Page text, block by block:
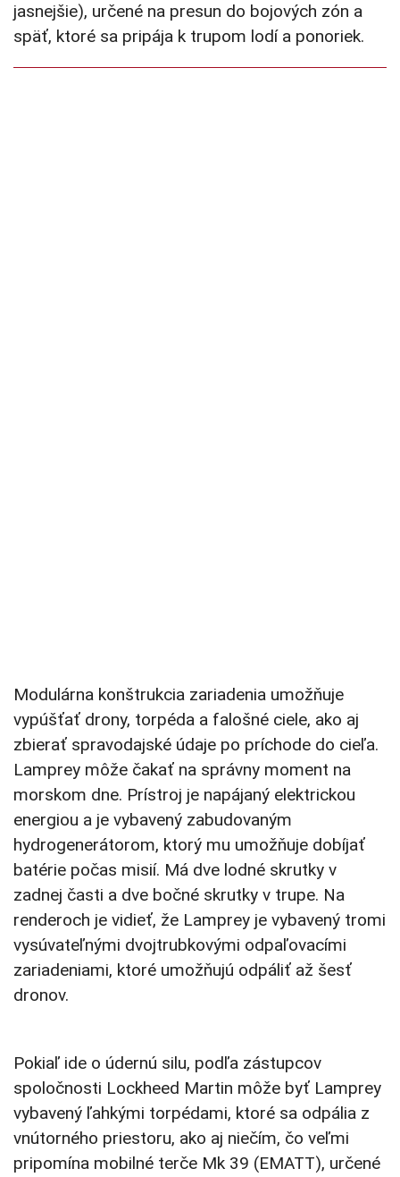
jasnejšie), určené na presun do bojových zón a
späť, ktoré sa pripája k trupom lodí a ponoriek.
Modulárna konštrukcia zariadenia umožňuje
vypúšťať drony, torpéda a falošné ciele, ako aj
zbierať spravodajské údaje po príchode do cieľa.
Lamprey môže čakať na správny moment na
morskom dne. Prístroj je napájaný elektrickou
energiou a je vybavený zabudovaným
hydrogenerátorom, ktorý mu umožňuje dobíjať
batérie počas misií. Má dve lodné skrutky v
zadnej časti a dve bočné skrutky v trupe. Na
renderoch je vidieť, že Lamprey je vybavený tromi
vysúvateľnými dvojtrubkovými odpaľovacími
zariadeniami, ktoré umožňujú odpáliť až šesť
dronov.
Pokiaľ ide o údernú silu, podľa zástupcov
spoločnosti Lockheed Martin môže byť Lamprey
vybavený ľahkými torpédami, ktoré sa odpália z
vnútorného priestoru, ako aj niečím, čo veľmi
pripomína mobilné terče Mk 39 (EMATT), určené